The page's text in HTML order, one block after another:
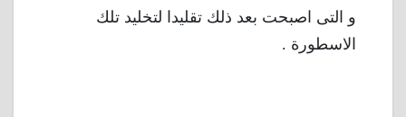
و التى اصبحت بعد ذلك تقليدا لتخليد تلك
الاسطورة .